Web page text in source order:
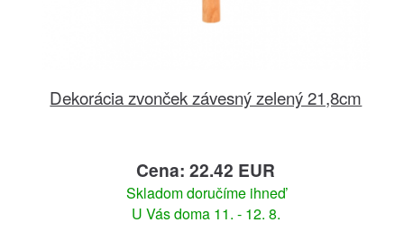
Dekorácia zvonček závesný zelený 21,8cm
Cena: 22.42 EUR
Skladom doručíme ihneď
U Vás doma 11. - 12. 8.